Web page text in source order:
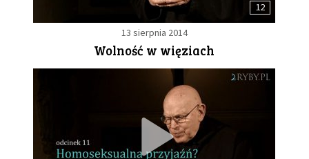
12
13 sierpnia 2014
Wolność w więziach